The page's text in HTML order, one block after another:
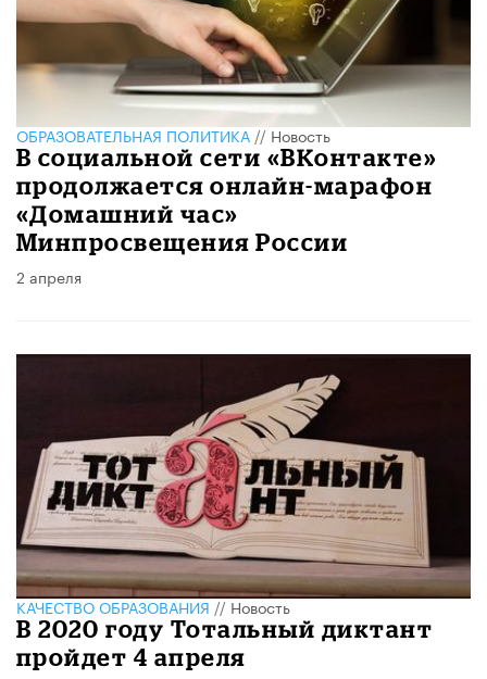
ОБРАЗОВАТЕЛЬНАЯ ПОЛИТИКА//Новость
В социальной сети «ВКонтакте»
продолжается онлайн-марафон
«Домашний час»
Минпросвещения России
2 апреля
КАЧЕСТВО ОБРАЗОВАНИЯ//Новость
В 2020 году Тотальный диктант
пройдет 4 апреля